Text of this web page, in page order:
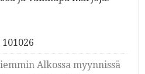
101026
Alkossa myynnissä